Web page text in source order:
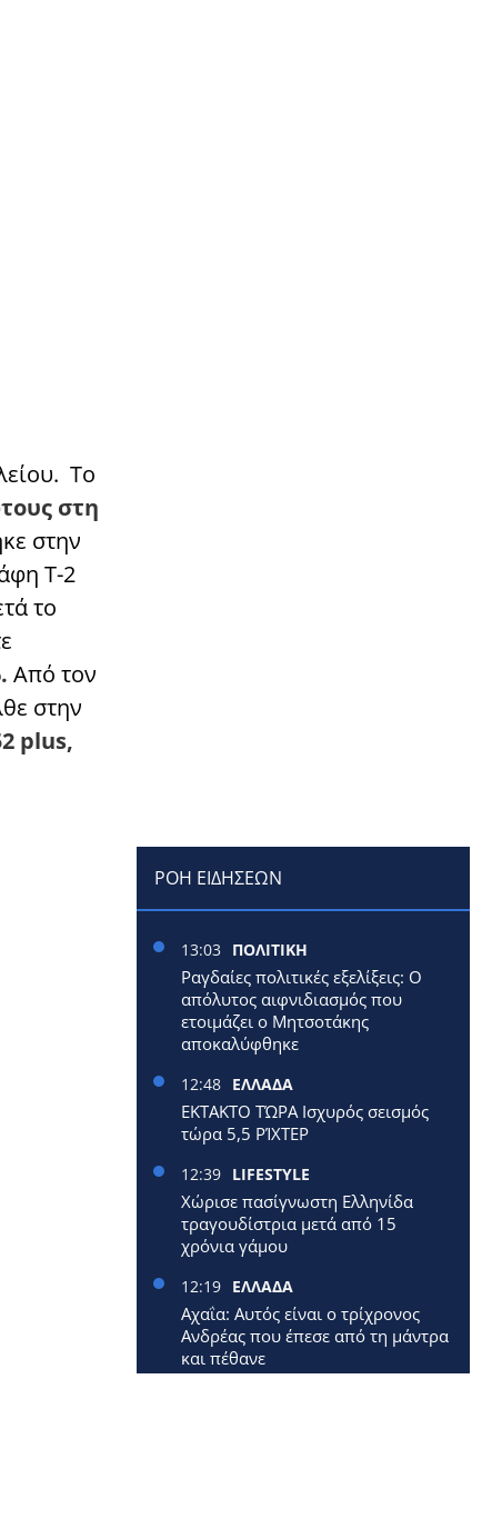
Το
στη
στην
Τ-2
το
Από τον
στην
plus,
ΡΟΗ ΕΙΔΗΣΕΩΝ
13:03 ΠΟΛΙΤΙΚΗ
Ραγδαίες πολιτικές εξελίξεις: Ο
απόλυτος αιφνιδιασμός που
ετοιμάζει ο Μητσοτάκης
αποκαλύφθηκε
12:48 ΕΛΛΑΔΑ
ΕΚΤΑΚΤΟ ΤΏΡΑ Ισχυρός σεισμός
τώρα 5,5 ΡΊΧΤΕΡ
12:39 LIFESTYLE
Χώρισε πασίγνωστη Ελληνίδα
τραγουδίστρια μετά από 15
χρόνια γάμου
12:19 ΕΛΛΑΔΑ
Αχαΐα: Αυτός είναι ο τρίχρονος
Ανδρέας που έπεσε από τη μάντρα
και πέθανε